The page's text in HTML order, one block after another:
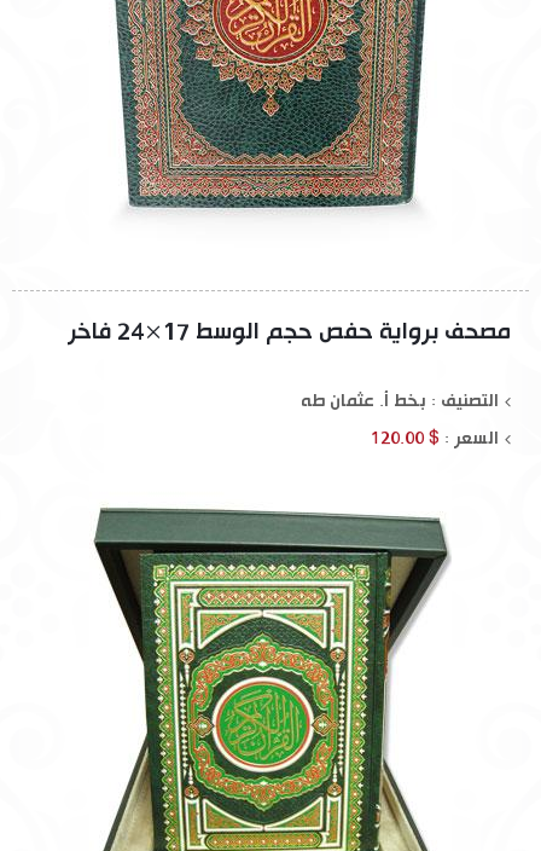
مصحف برواية حفص حجم الوسط 17×24 فاخر
التصنيف : بخط أ. عثمان طه
السعر : $ 120.00